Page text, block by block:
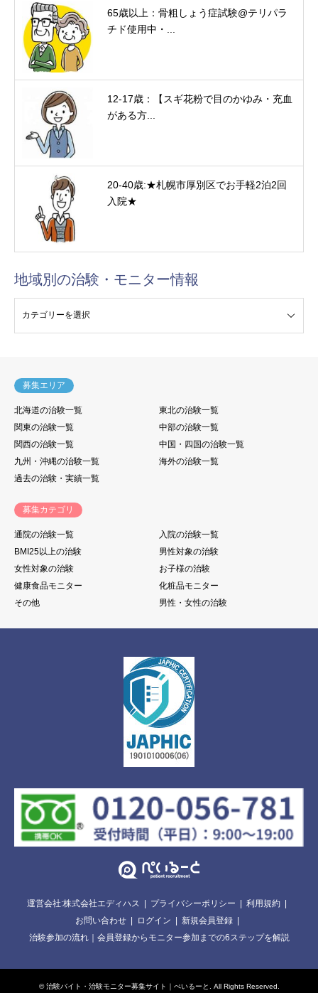
65歳以上：骨粗しょう症試験@テリパラ
チド使用中・...
12-17歳：【スギ花粉で目のかゆみ・充血
がある方...
20-40歳:★札幌市厚別区でお手軽2泊2回
入院★
地域別の治験・モニター情報
募集エリア
北海道の治験一覧
東北の治験一覧
関東の治験一覧
中部の治験一覧
関西の治験一覧
中国・四国の治験一覧
九州・沖縄の治験一覧
海外の治験一覧
過去の治験・実績一覧
募集カテゴリ
通院の治験一覧
入院の治験一覧
BMI25以上の治験
男性対象の治験
女性対象の治験
お子様の治験
健康食品モニター
化粧品モニター
その他
男性・女性の治験
運営会社:株式会社エディハス プライバシーポリシー
利用規約
お問い合わせ
ログイン
新規会員登録
治験参加の流れ｜会員登録からモニター参加までの6ステップを解説
©治験バイト・治験モニター募集サイト｜ぺいるーと . All Rights Reserved.